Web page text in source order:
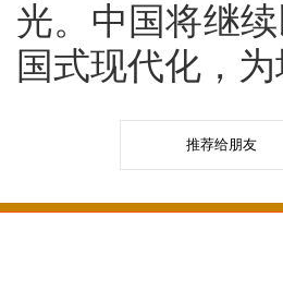
光。中国将继
国式现代化，
推荐给朋友